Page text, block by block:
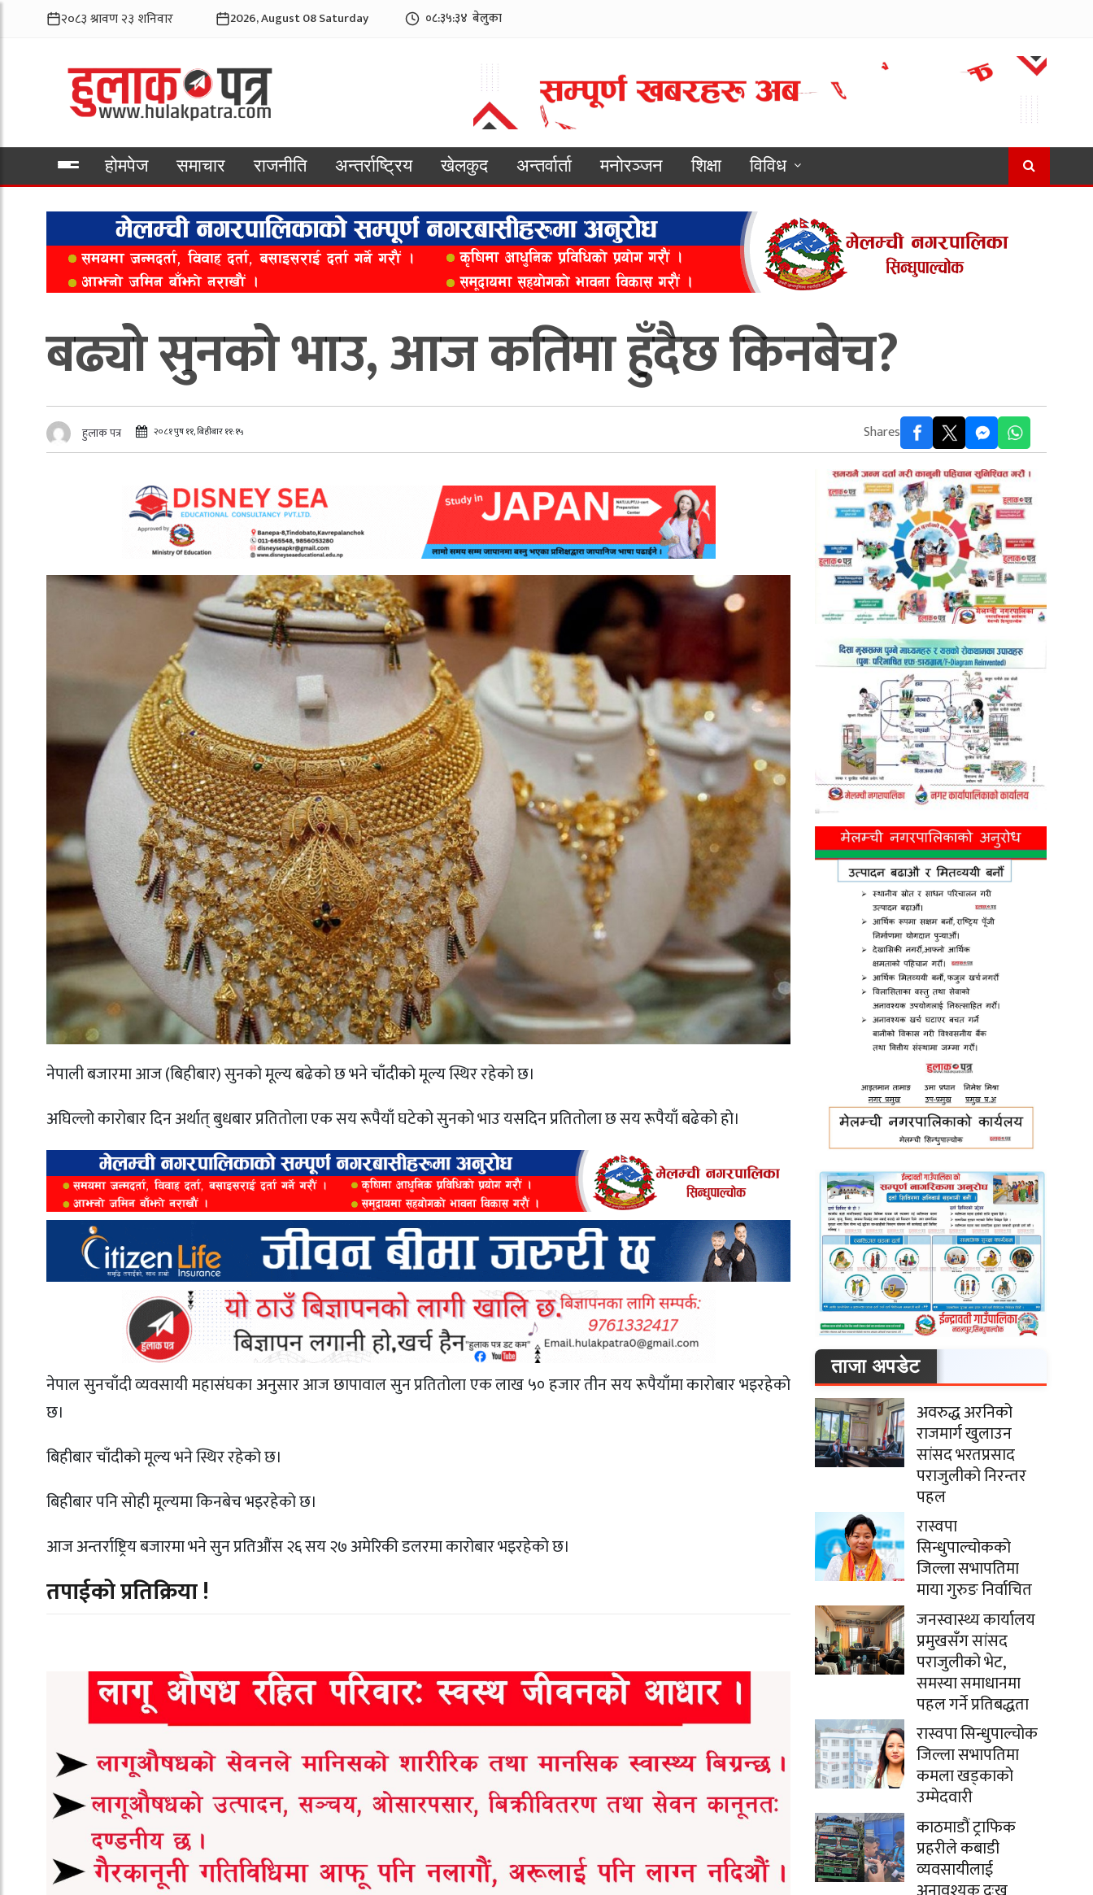
2026, August 08 Saturday ०८:३५:३६ बेलुका
होमपेज समाचार राजनीति अन्तर्राष्ट्रिय खेलकुद अन्तर्वार्ता मनोरञ्जन शिक्षा
विविध
बढ्यो सुनको भाउ, आज कतिमा हुँदैछ किनबेच?
हुलाक पत्र २०८१ पुष ११, बिहीबार ११:१५ Shares
नेपाली बजारमा आज (बिहीबार) सुनको मूल्य बढेको छ भने चाँदीको मूल्य स्थिर रहेको छ।
अघिल्लो कारोबार दिन अर्थात् बुधबार प्रतितोला एक सय रूपैयाँ घटेको सुनको भाउ यसदिन प्रतितोला छ सय रूपैयाँ बढेको हो।
नेपाल सुनचाँदी व्यवसायी महासंघका अनुसार आज छापावाल सुन प्रतितोला एक लाख ५० हजार तीन सय रूपैयाँमा कारोबार भइरहेको
छ।
बिहीबार चाँदीको मूल्य भने स्थिर रहेको छ।
बिहीबार पनि सोही मूल्यमा किनबेच भइरहेको छ।
आज अन्तर्राष्ट्रिय बजारमा भने सुन प्रतिऔंस २६ सय २७ अमेरिकी डलरमा कारोबार भइरहेको छ।
तपाईको प्रतिक्रिया !
ताजा अपडेट
अवरुद्ध अरनिको
राजमार्ग खुलाउन
सांसद भरतप्रसाद
पराजुलीको निरन्तर
पहल
रास्वपा
सिन्धुपाल्चोकको
जिल्ला सभापतिमा
माया गुरुङ निर्वाचित
जनस्वास्थ्य कार्यालय
प्रमुखसँग सांसद
पराजुलीको भेट,
समस्या समाधानमा
पहल गर्ने प्रतिबद्धता
रास्वपा सिन्धुपाल्चोक
जिल्ला सभापतिमा
कमला खड्काको
उम्मेदवारी
काठमाडौं ट्राफिक
प्रहरीले कबाडी
व्यवसायीलाई